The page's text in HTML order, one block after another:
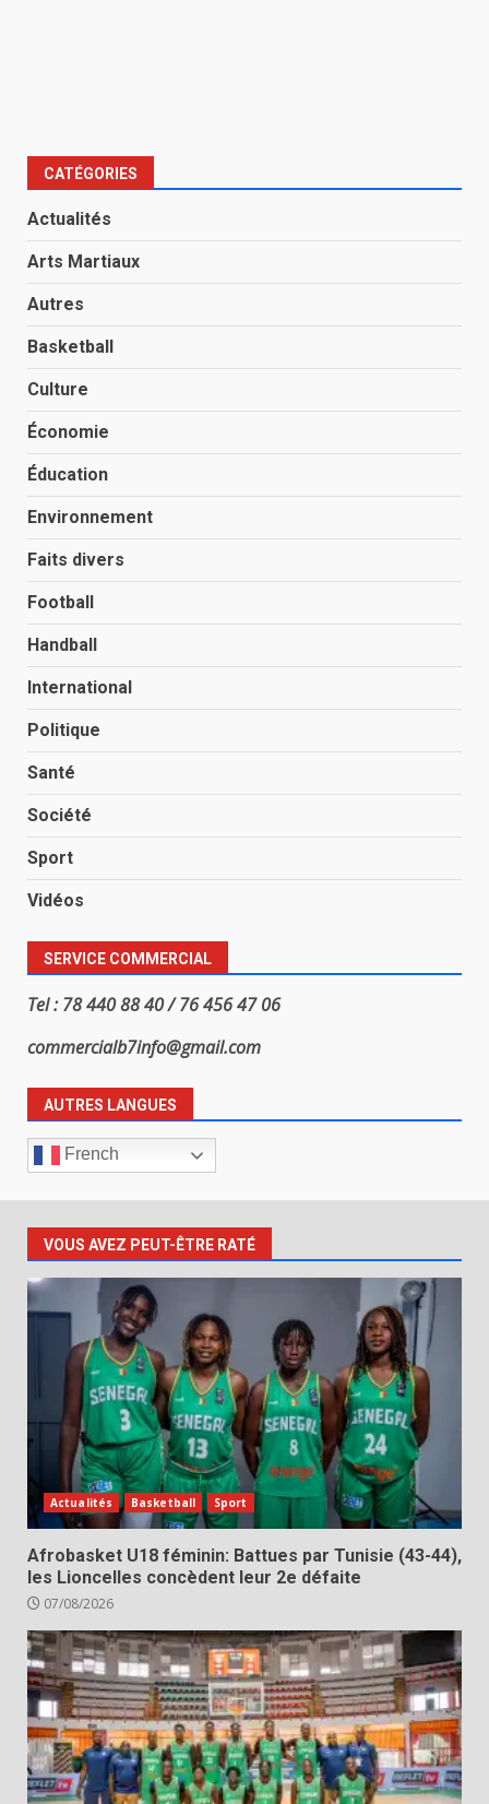
CATÉGORIES
Actualités
Arts Martiaux
Autres
Basketball
Culture
Économie
Éducation
Environnement
Faits divers
Football
Handball
International
Politique
Santé
Société
Sport
Vidéos
SERVICE COMMERCIAL
Tel : 78 440 88 40 / 76 456 47 06
commercialb7info@gmail.com
AUTRES LANGUES
French
VOUS AVEZ PEUT-ÊTRE RATÉ
Actualités Basketball Sport
Afrobasket U18 féminin: Battues par Tunisie (43-44),
les Lioncelles concèdent leur 2e défaite
07/08/2026